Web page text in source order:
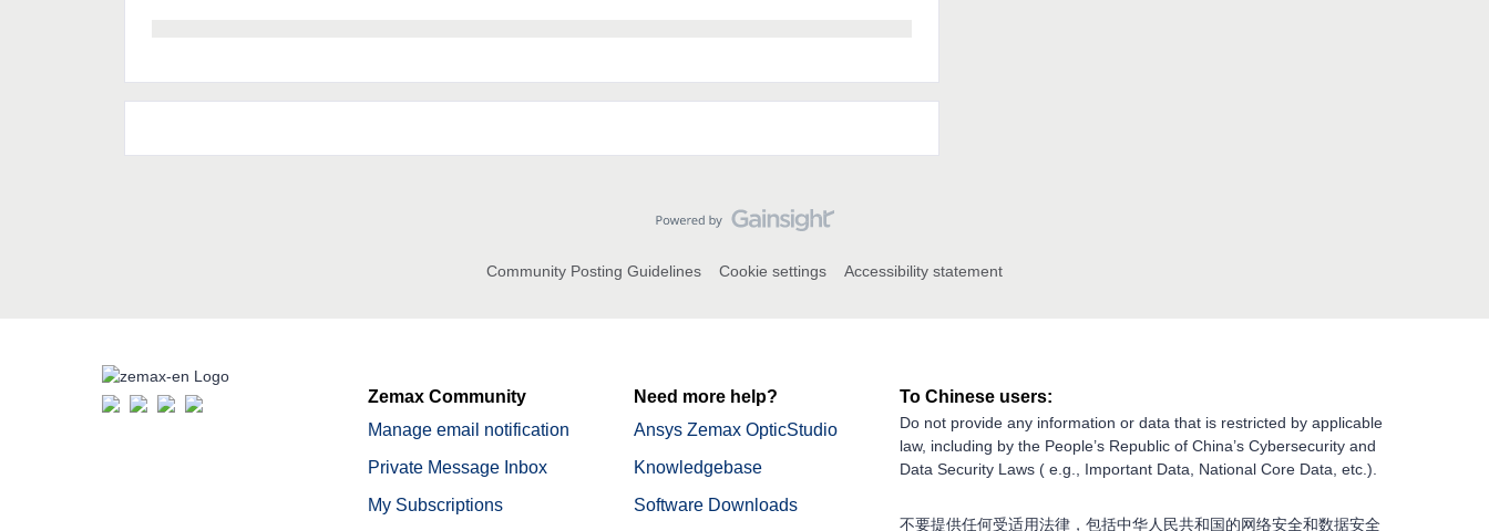
Community Posting Guidelines Cookie settings Accessibility statement
Zemax Community
Manage email notification
Private Message Inbox
My Subscriptions
Need more help?
Ansys Zemax OpticStudio
Knowledgebase
Software Downloads
To Chinese users:
Do not provide any information or data that is restricted by applicable
law, including by the People’s Republic of China’s Cybersecurity and
Data Security Laws ( e.g., Important Data, National Core Data, etc.).
不要提供任何受适用法律，包括中华人民共和国的网络安全和数据安全